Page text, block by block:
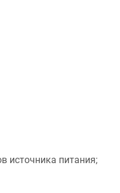
источника питания;